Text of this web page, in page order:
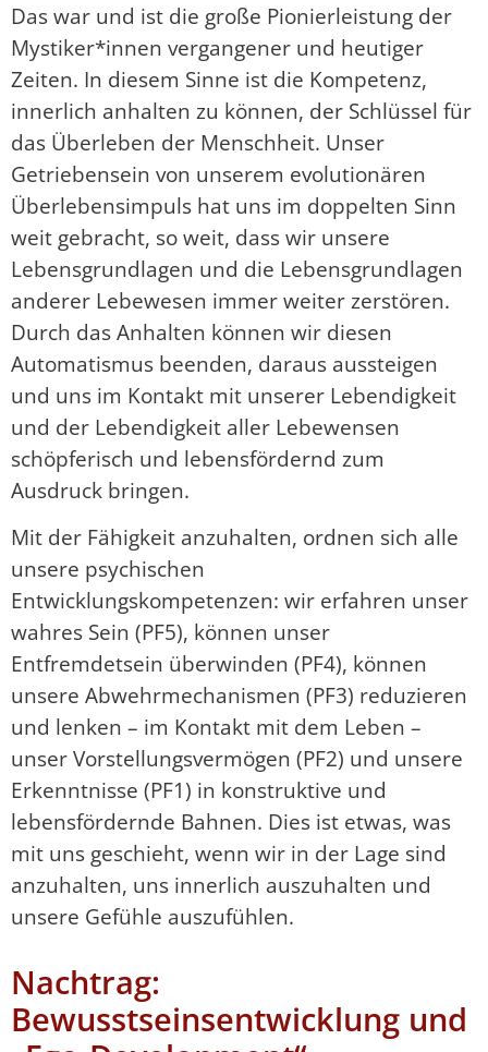
Das war und ist die große Pionierleistung der
Mystiker*innen vergangener und heutiger
Zeiten. In diesem Sinne ist die Kompetenz,
innerlich anhalten zu können, der Schlüssel für
das Überleben der Menschheit. Unser
Getriebensein von unserem evolutionären
Überlebensimpuls hat uns im doppelten Sinn
weit gebracht, so weit, dass wir unsere
Lebensgrundlagen und die Lebensgrundlagen
anderer Lebewesen immer weiter zerstören.
Durch das Anhalten können wir diesen
Automatismus beenden, daraus aussteigen
und uns im Kontakt mit unserer Lebendigkeit
und der Lebendigkeit aller Lebewensen
schöpferisch und lebensfördernd zum
Ausdruck bringen.
Mit der Fähigkeit anzuhalten, ordnen sich alle
unsere psychischen
Entwicklungskompetenzen: wir erfahren unser
wahres Sein (PF5), können unser
Entfremdetsein überwinden (PF4), können
unsere Abwehrmechanismen (PF3) reduzieren
und lenken – im Kontakt mit dem Leben –
unser Vorstellungsvermögen (PF2) und unsere
Erkenntnisse (PF1) in konstruktive und
lebensfördernde Bahnen. Dies ist etwas, was
mit uns geschieht, wenn wir in der Lage sind
anzuhalten, uns innerlich auszuhalten und
unsere Gefühle auszufühlen.
Nachtrag:
Bewusstseinsentwicklung und